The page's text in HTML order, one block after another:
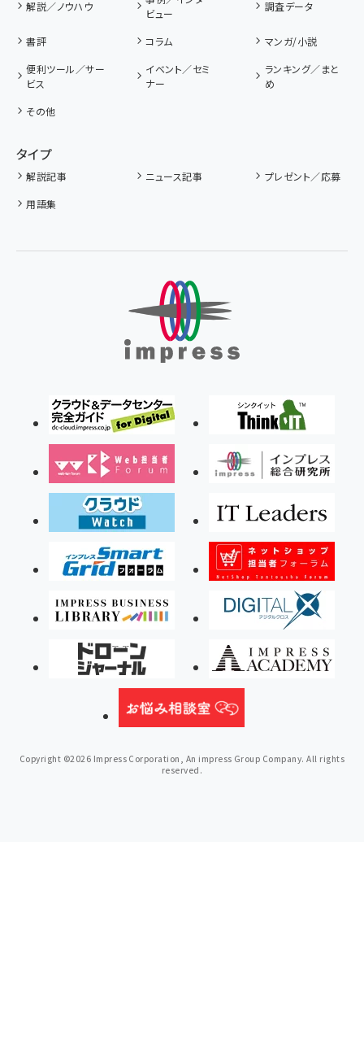
解説／ノウハウ
ビュー
調査データ
書評 コラム
マンガ/小説
便利ツール／サー
ビス
イベント／セミ
ナー
ランキング／まと
め
その他
タイプ
解説記事 ニュース記事
プレゼント／応募
用語集
Copyright ©2026 Impress Corporation, An impress Group Company. All rights
reserved.